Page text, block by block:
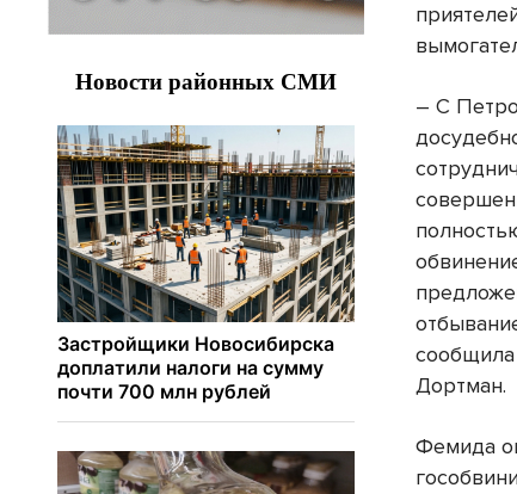
– С
Дортман.
Фемида